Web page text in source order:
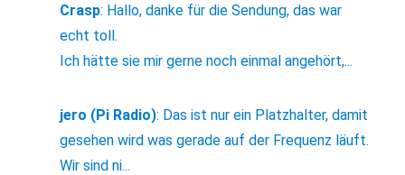
Crasp: Hallo, danke für die Sendung, das war
echt toll.
Ich hätte sie mir gerne noch einmal angehört,...
jero (Pi Radio): Das ist nur ein Platzhalter, damit
gesehen wird was gerade auf der Frequenz läuft.
Wir sind ni...